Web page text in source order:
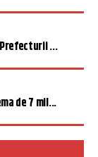
Prefecturii ...
de 7 mil...